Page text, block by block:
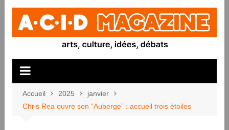
Aller
contenu
Accueil 2025
janvier
Chris Rea ouvre son “Auberge” : accueil trois étoiles